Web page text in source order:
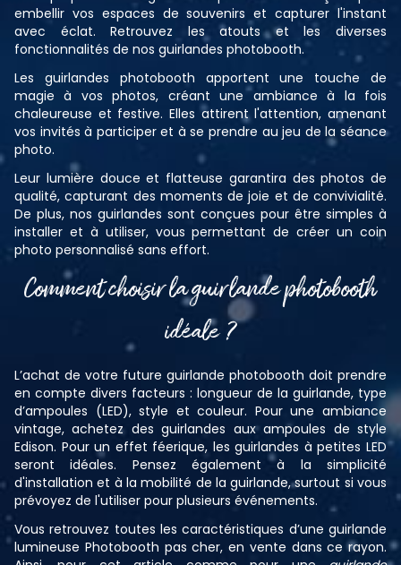
embellir vos espaces de souvenirs et capturer l'instant
avec éclat. Retrouvez les atouts et les diverses
fonctionnalités de nos guirlandes photobooth.
Les guirlandes photobooth apportent une touche de
magie à vos photos, créant une ambiance à la fois
chaleureuse et festive. Elles attirent l'attention, amenant
vos invités à participer et à se prendre au jeu de la séance
photo.
Leur lumière douce et flatteuse garantira des photos de
qualité, capturant des moments de joie et de convivialité.
De plus, nos guirlandes sont conçues pour être simples à
installer et à utiliser, vous permettant de créer un coin
photo personnalisé sans effort.
Comment choisir la guirlande photobooth
idéale ?
L’achat de votre future guirlande photobooth doit prendre
en compte divers facteurs : longueur de la guirlande, type
d’ampoules (LED), style et couleur. Pour une ambiance
vintage, achetez des guirlandes aux ampoules de style
Edison. Pour un effet féerique, les guirlandes à petites LED
seront idéales. Pensez également à la simplicité
d'installation et à la mobilité de la guirlande, surtout si vous
prévoyez de l'utiliser pour plusieurs événements.
Vous retrouvez toutes les caractéristiques d’une guirlande
lumineuse Photobooth pas cher, en vente dans ce rayon.